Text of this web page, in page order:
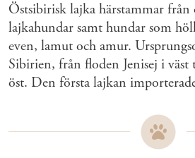
Östsibirisk lajka härstammar
lajkahundar samt hundar som
even, lamut och amur.
Sibirien, från floden Jenisej i
öst. Den första lajkan